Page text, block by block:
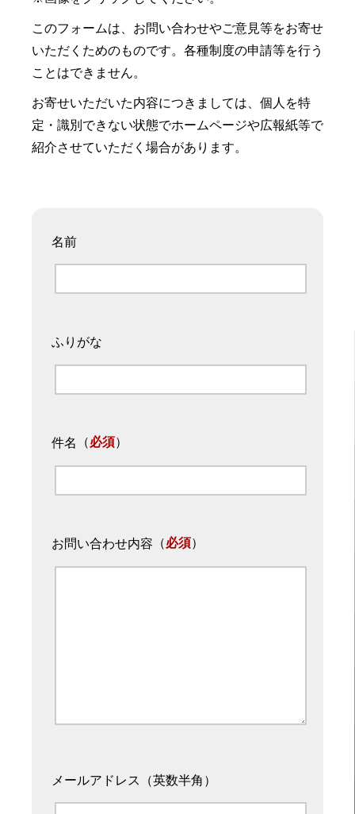
このフォームは、お問い合わせやご意見等をお寄せ
いただくためのものです。各種制度の申請等を行う
ことはできません。
お寄せいただいた内容につきましては、個人を特
定・識別できない状態でホームページや広報紙等で
紹介させていただく場合があります。
名前
ふりがな
件名 （必須）
お問い合わせ内容 （必須）
メールアドレス（英数半角）